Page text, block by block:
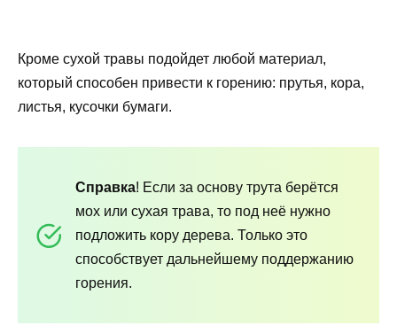
Кроме сухой травы подойдет любой материал,
который способен привести к горению: прутья, кора,
листья, кусочки бумаги.
Справка! Если за основу трута берётся
мох или сухая трава, то под неё нужно
подложить кору дерева. Только это
способствует дальнейшему поддержанию
горения.